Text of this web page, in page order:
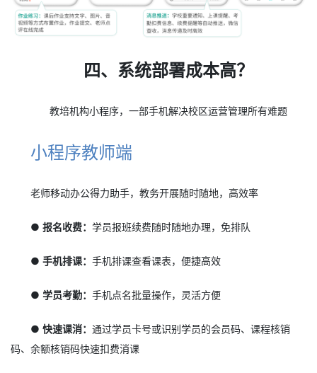
四、系统部署成本高？
教培机构小程序，一部手机解决校区运营管理所有难题
小程序教师端
老师移动办公得力助手，教务开展随时随地，高效率
● 报名收费：学员报班续费随时随地办理，免排队
● 手机排课：手机排课查看课表，便捷高效
● 学员考勤：手机点名批量操作，灵活方便
● 快速课消：通过学员卡号或识别学员的会员码、课程核销
码、余额核销码快速扣费消课